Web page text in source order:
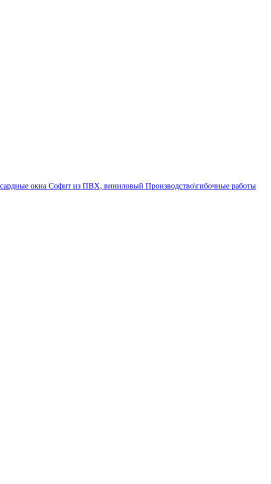
окна Софит из ПВХ, виниловый Производство\гибочные работы